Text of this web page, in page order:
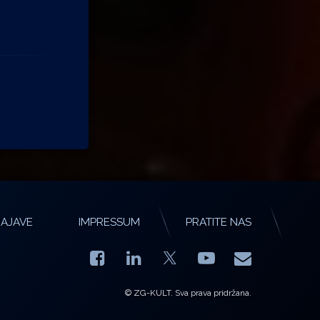
IMPRESSUM PRATITE NAS
Facebook
LinkedIn YouTube
E-mail
© ZG-KULT. Sva prava pridržana.